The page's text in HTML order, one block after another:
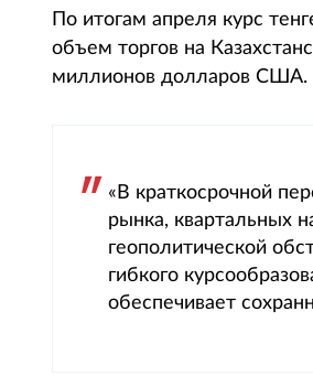
По итогам апреля курс
объем торгов на
миллионов долларов США.
«В краткосрочной
рынка, квартальных
геополитической
гибкого
обеспечивает